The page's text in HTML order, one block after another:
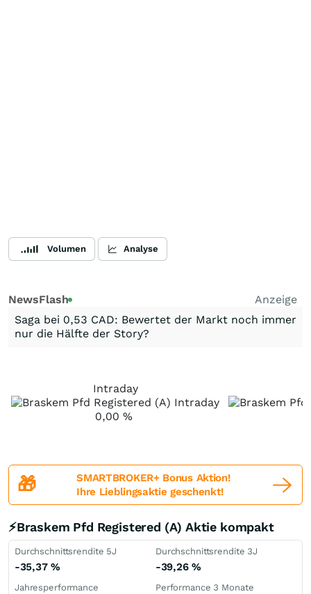
Volumen Analyse
NewsFlash
Anzeige
Saga bei 0,53 CAD: Bewertet der Markt noch immer
nur die Hälfte der Story?
Intraday
0,00 %
🎁
SMARTBROKER+ Bonus Aktion!
Ihre Lieblingsaktie geschenkt!
⚡Braskem Pfd Registered (A) Aktie kompakt
Durchschnittsrendite 5J
-35,37 %
Durchschnittsrendite 3J
-39,26 %
Jahresperformance Performance 3 Monate